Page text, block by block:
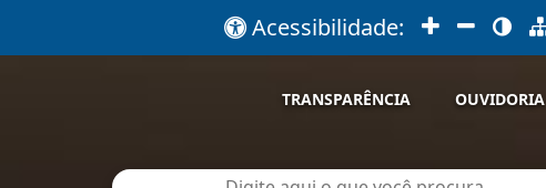
Acessibilidade:
TRANSPARÊNCIA OUVIDORIA